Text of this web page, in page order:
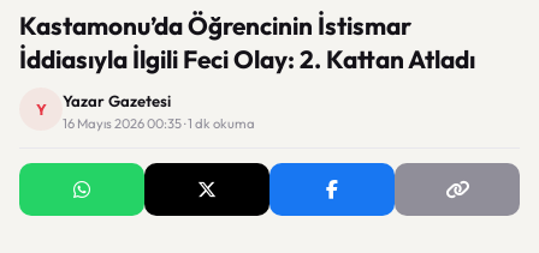
Kastamonu’da Öğrencinin İstismar
İddiasıyla İlgili Feci Olay: 2. Kattan Atladı
Y Yazar Gazetesi
16 Mayıs 2026 00:35 · 1 dk okuma